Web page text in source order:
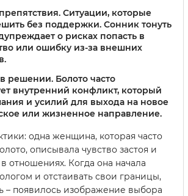
Ситуации, которые
без поддержки. Сонник тонуть
о рисках попасть в
или ошибку из-за внешних
в решении. Болото часто
внутренний конфликт, который
и усилий для выхода на новое
или жизненное направление.
одна женщина, которая часто
описывала чувство застоя и
отношениях. Когда она начала
и отстаивать свои границы,
– появилось изображение выбора